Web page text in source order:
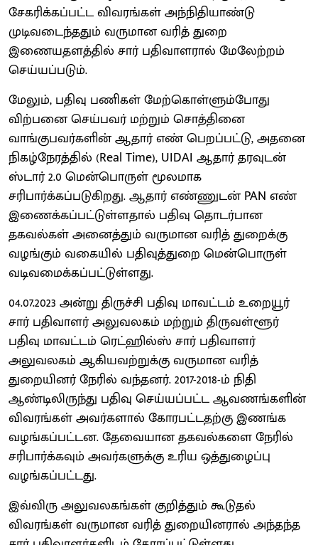
சேகரிக்கப்பட்ட விவரங்கள் அந்நிதியாண்டு
முடிவடைந்ததும் வருமான வரித் துறை
இணையதளத்தில் சார் பதிவாளரால் மேலேற்றம்
செய்யப்படும்.
மேலும், பதிவு பணிகள் மேற்கொள்ளும்போது
விற்பனை செய்பவர் மற்றும் சொத்தினை
வாங்குபவர்களின் ஆதார் எண் பெறப்பட்டு, அதனை
நிகழ்நேரத்தில் (Real Time), UIDAI ஆதார் தரவுடன்
ஸ்டார் 2.0 மென்பொருள் மூலமாக
சரிபார்க்கப்படுகிறது. ஆதார் எண்ணுடன் PAN எண்
இணைக்கப்பட்டுள்ளதால் பதிவு தொடர்பான
தகவல்கள் அனைத்தும் வருமான வரித் துறைக்கு
வழங்கும் வகையில் பதிவுத்துறை மென்பொருள்
வடிவமைக்கப்பட்டுள்ளது.
04.07.2023 அன்று திருச்சி பதிவு மாவட்டம் உறையூர்
சார் பதிவாளர் அலுவலகம் மற்றும் திருவள்ளூர்
பதிவு மாவட்டம் ரெட்ஹில்ஸ் சார் பதிவாளர்
அலுவலகம் ஆகியவற்றுக்கு வருமான வரித்
துறையினர் நேரில் வந்தனர். 2017-2018-ம் நிதி
ஆண்டிலிருந்து பதிவு செய்யப்பட்ட ஆவணங்களின்
விவரங்கள் அவர்களால் கோரபட்டதற்கு இணங்க
வழங்கப்பட்டன. தேவையான தகவல்களை நேரில்
சரிபார்க்கவும் அவர்களுக்கு உரிய ஒத்துழைப்பு
வழங்கப்பட்டது.
இவ்விரு அலுவலகங்கள் குறித்தும் கூடுதல்
விவரங்கள் வருமான வரித் துறையினரால் அந்தந்த